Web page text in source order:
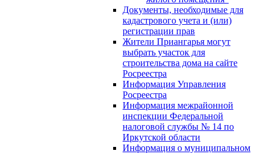
Документы, необходимые для
кадастрового учета и (или)
регистрации прав
Жители Приангарья могут
выбрать участок для
строительства дома на сайте
Росреестра
Информация Управления
Росреестра
Информация межрайонной
инспекции Федеральной
налоговой службы № 14 по
Иркутской области
Информация о муниципальном